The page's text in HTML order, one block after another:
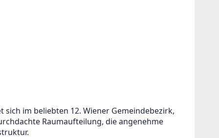
im beliebten 12. Wiener Gemeindebezirk,
Raumaufteilung, die angenehme